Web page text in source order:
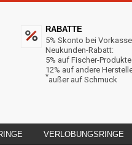
RABATTE
5% Skonto bei Vorkasse
Neukunden-Rabatt:
5% auf Fischer-
12% auf andere
*außer auf Schmuck
VERLOBUNGSRINGE